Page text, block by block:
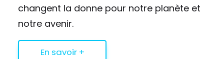
changent la donne pour notre planète et
notre avenir.
En savoir +